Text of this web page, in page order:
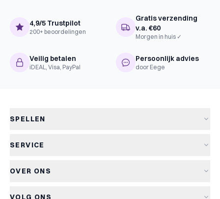
4,9/5 Trustpilot
200+ beoordelingen
Gratis verzending
v.a. €60
Morgen in huis ✓
Veilig betalen
iDEAL, Visa, PayPal
Persoonlijk advies
door Eege
SPELLEN
Nieuwe spellen
SERVICE
Retourneren
OVER ONS
VOLG ONS